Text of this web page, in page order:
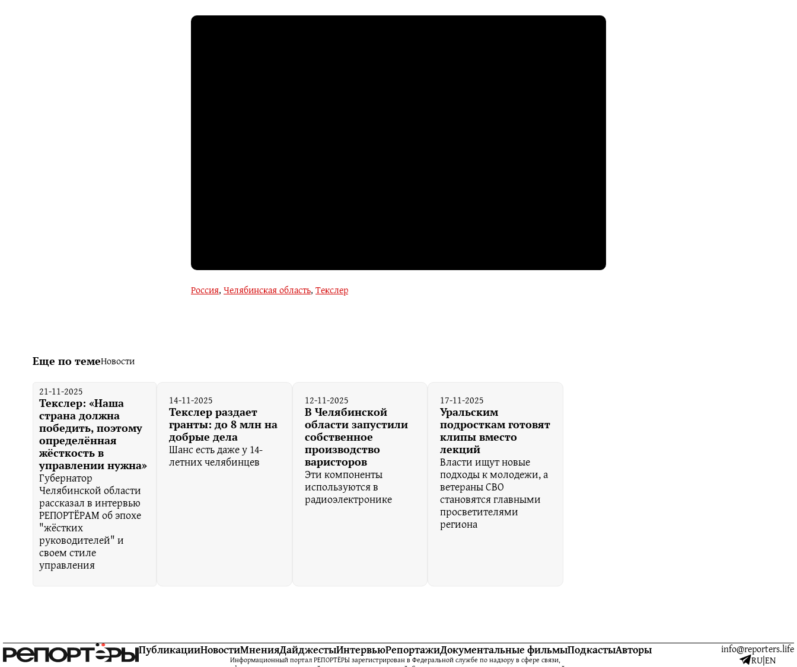
Россия, Челябинская область, Текслер
Еще по темеНовости
21-11-2025
Текслер: «Наша
страна должна
победить, поэтому
определённая
жёсткость в
управлении нужна»
Губернатор
Челябинской области
рассказал в интервью
РЕПОРТЁРАМ об эпохе
"жёстких
руководителей" и
своем стиле
управления
14-11-2025
Текслер раздает
гранты: до 8 млн на
добрые дела
Шанс есть даже у 14-
летних челябинцев
12-11-2025
В Челябинской
области запустили
собственное
производство
варисторов
Эти компоненты
используются в
радиоэлектронике
17-11-2025
Уральским
подросткам готовят
клипы вместо
лекций
Власти ищут новые
подходы к молодежи, а
ветераны СВО
становятся главными
просветителями
региона
ПубликацииНовостиМненияДайджестыИнтервьюРепортажиДокументальные фильмыПодкастыАвторы
Информационный портал РЕПОРТЁРЫ зарегистрирован в Федеральной службе по надзору в сфере связи,
info@reporters.life
RU|EN